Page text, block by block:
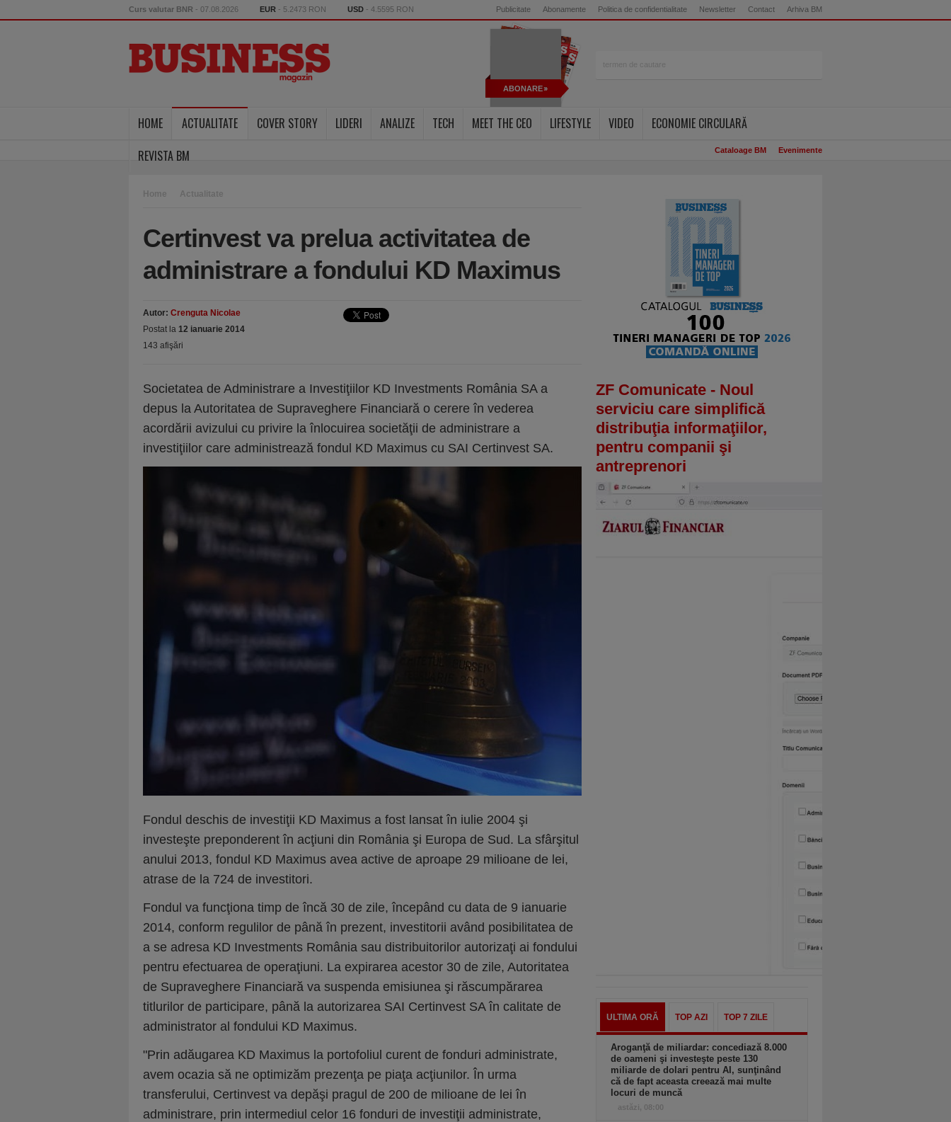
Curs valutar BNR - 07.08.2026 EUR - 5.2473 RON USD - 4.5595 RON Publicitate Abonamente Politica de confidentialitate Newsletter Contact Arhiva BM
ABONARE
HOME ACTUALITATE COVER STORY LIDERI ANALIZE TECH MEET THE CEO LIFESTYLE VIDEO
ECONOMIE CIRCULARĂ
REVISTA BM
Cataloage BM Evenimente
Home Actualitate
Certinvest va prelua activitatea de
administrare a fondului KD Maximus
Autor: Crenguta Nicolae
Postat la 12 ianuarie 2014
143 afişări
Societatea de Administrare a Investiţiilor KD Investments România SA a
depus la Autoritatea de Supraveghere Financiară o cerere în vederea
acordării avizului cu privire la înlocuirea societăţii de administrare a
investiţiilor care administrează fondul KD Maximus cu SAI Certinvest SA.
Fondul deschis de investiţii KD Maximus a fost lansat în iulie 2004 şi
investeşte preponderent în acţiuni din România şi Europa de Sud. La sfârşitul
anului 2013, fondul KD Maximus avea active de aproape 29 milioane de lei,
atrase de la 724 de investitori.
Fondul va funcţiona timp de încă 30 de zile, începând cu data de 9 ianuarie
2014, conform regulilor de până în prezent, investitorii având posibilitatea de
a se adresa KD Investments România sau distribuitorilor autorizaţi ai fondului
pentru efectuarea de operaţiuni. La expirarea acestor 30 de zile, Autoritatea
de Supraveghere Financiară va suspenda emisiunea şi răscumpărarea
titlurilor de participare, până la autorizarea SAI Certinvest SA în calitate de
administrator al fondului KD Maximus.
"Prin adăugarea KD Maximus la portofoliul curent de fonduri administrate,
avem ocazia să ne optimizăm prezenţa pe piaţa acţiunilor. În urma
transferului, Certinvest va depăşi pragul de 200 de milioane de lei în
administrare, prin intermediul celor 16 fonduri de investiţii administrate,
ZF Comunicate - Noul
serviciu care simplifică
distribuţia informaţiilor,
pentru companii şi
antreprenori
ULTIMA ORĂ TOP AZI TOP 7 ZILE
Aroganţă de miliardar: concediază 8.000
de oameni şi investeşte peste 130
miliarde de dolari pentru AI, sunţinând
că de fapt aceasta creează mai multe
locuri de muncă
astăzi, 08:00